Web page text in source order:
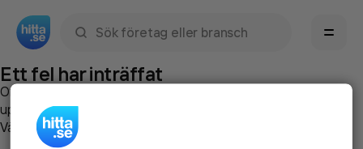
Ett fel har inträffat
Om du vill kan du
uppstod så att vi lättare och snabbare kan avhjälpa det.
Vänligen försök med följande: